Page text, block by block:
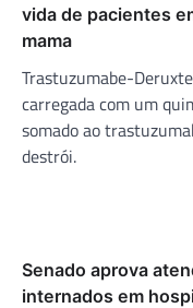
vida de pacientes
mama
Trastuzumabe-
carregada com um
somado ao
destrói.
Senado aprova
internados em